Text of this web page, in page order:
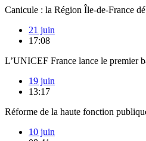
Canicule : la Région Île-de-France
21 juin
17:08
L’UNICEF France lance le premier
19 juin
13:17
Réforme de la haute fonction
10 juin